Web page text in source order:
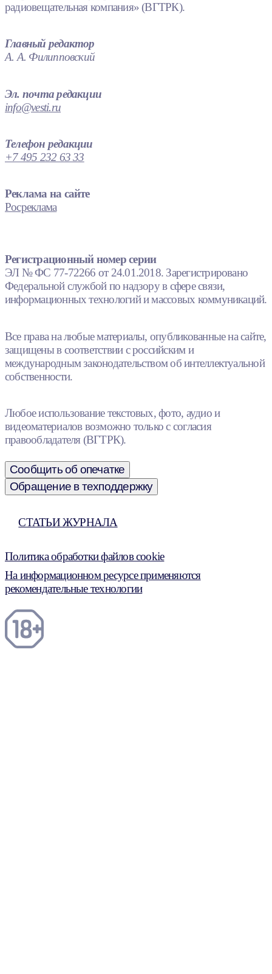
радиовещательная компания» (ВГТРК).
Главный редактор
А. А. Филипповский
Эл. почта редакции
info@vesti.ru
Телефон редакции
+7 495 232 63 33
Реклама на сайте
Росреклама
Регистрационный номер серии
ЭЛ № ФС 77-72266 от 24.01.2018. Зарегистрировано
Федеральной службой по надзору в сфере связи,
информационных технологий и массовых коммуникаций.
Все права на любые материалы, опубликованные на сайте,
защищены в соответствии с российским и
международным законодательством об интеллектуальной
собственности.
Любое использование текстовых, фото, аудио и
видеоматериалов возможно только с согласия
правообладателя (ВГТРК).
Сообщить об опечатке
Обращение в техподдержку
СТАТЬИ ЖУРНАЛА
Политика обработки файлов cookie
На информационном ресурсе применяются
рекомендательные технологии